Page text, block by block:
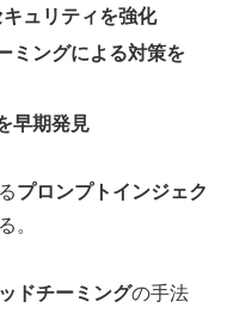
ュリティを強化
ミングによる対策を
早期発見
プロンプトインジェク
。
ドチーミングの手法